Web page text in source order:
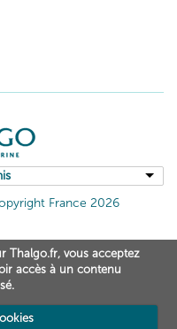
France 2026
Thalgo.fr, vous acceptez
accès à un contenu